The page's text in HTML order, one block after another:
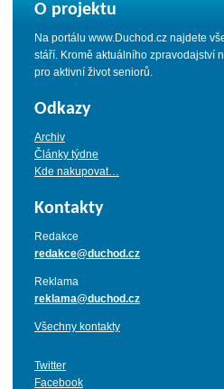
O projektu
Na portálu www.Duchod.cz najdete
stáří. Kromě aktuálního zpravodajství
pro aktivní život seniorů.
Odkazy
Archiv
Články týdne
Kde nakupovat…
Kontakty
Redakce
redakce@duchod.cz
Reklama
reklama@duchod.cz
Všechny kontakty
Twitter
Facebook